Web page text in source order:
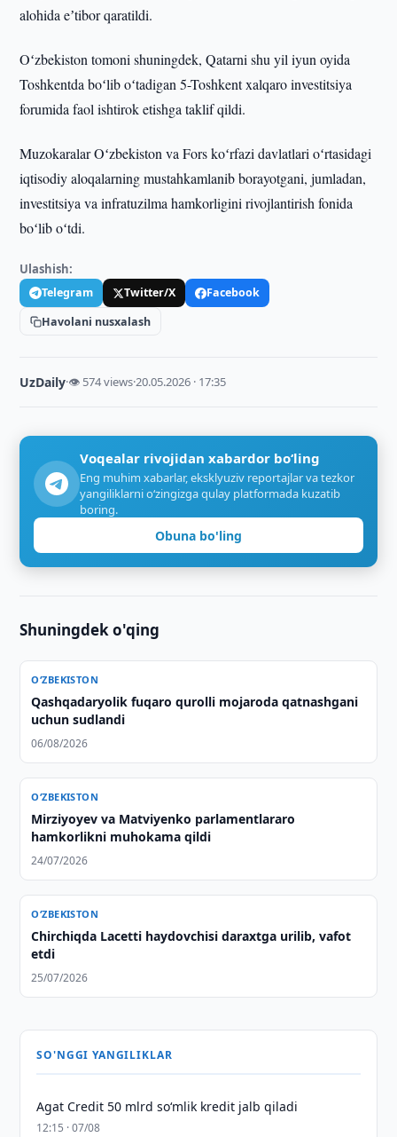
alohida eʼtibor qaratildi.
Oʻzbekiston tomoni shuningdek, Qatarni shu yil iyun oyida
Toshkentda boʻlib oʻtadigan 5-Toshkent xalqaro investitsiya
forumida faol ishtirok etishga taklif qildi.
Muzokaralar Oʻzbekiston va Fors koʻrfazi davlatlari oʻrtasidagi
iqtisodiy aloqalarning mustahkamlanib borayotgani, jumladan,
investitsiya va infratuzilma hamkorligini rivojlantirish fonida
boʻlib oʻtdi.
Ulashish:
Telegram Twitter/X
Facebook
Havolani nusxalash
UzDaily·👁 574 views·20.05.2026 · 17:35
Voqealar rivojidan xabardor bo‘ling
Eng muhim xabarlar, eksklyuziv reportajlar va tezkor
yangiliklarni o‘zingizga qulay platformada kuzatib
boring.
Obuna bo'ling
Shuningdek o'qing
O‘ZBEKISTON
Qashqadaryolik fuqaro qurolli mojaroda qatnashgani
uchun sudlandi
06/08/2026
O‘ZBEKISTON
Mirziyoyev va Matviyenko parlamentlararo
hamkorlikni muhokama qildi
24/07/2026
O‘ZBEKISTON
Chirchiqda Lacetti haydovchisi daraxtga urilib, vafot
etdi
25/07/2026
SO'NGGI YANGILIKLAR
Agat Credit 50 mlrd so‘mlik kredit jalb qiladi
12:15 · 07/08